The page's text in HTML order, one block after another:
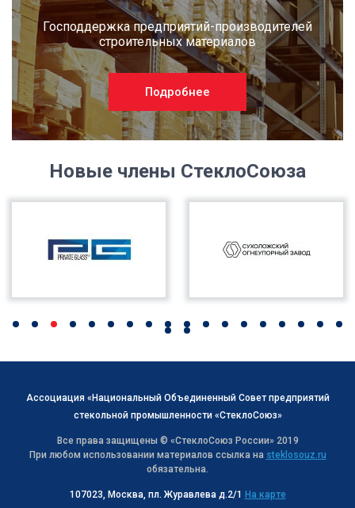
Господдержка предприятий-производителей
строительных материалов
Подробнее
Новые члены СтеклоСоюза
Ассоциация «Национальный Объединенный Совет предприятий
стекольной промышленности «СтеклоСоюз»
Все права защищены © «СтеклоСоюз Роcсии» 2019
При любом использовании материалов ссылка на steklosouz.ru
обязательна.
107023, Москва, пл. Журавлева д.2/1 На карте